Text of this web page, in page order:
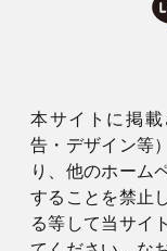
本サイトに掲
告・デザイン等
り、他のホーム
することを禁止
る等して当サイ